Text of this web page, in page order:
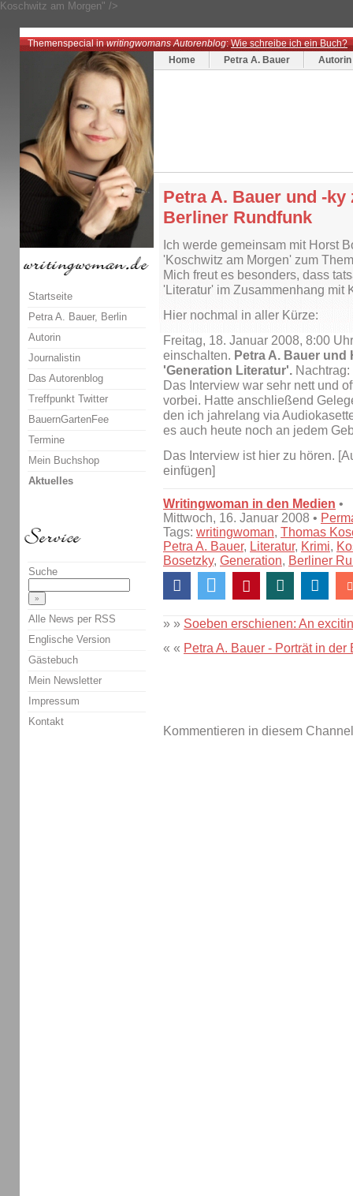
Koschwitz am Morgen" />
Themenspecial inwritingwomans Autorenblog:Wie schreibe ich ein Buch?
Home
Petra A. Bauer Autorin
Petra A. Bauer und -
Berliner Rundfunk
Ich werde gemeinsam mit Horst
'Koschwitz am Morgen' zum
Mich freut es besonders, dass
'Literatur' im Zusammenhang mit
Hier nochmal in aller Kürze:
Freitag, 18. Januar 2008, 8:00
einschalten. Petra A. Bauer
'Generation Literatur'. Nachtrag:
Das Interview war sehr nett und
vorbei. Hatte anschließend
den ich jahrelang via
es auch heute noch an jedem
Das Interview ist hier zu hören.
einfügen]
Writingwoman in den Medien •
Mittwoch, 16. Januar 2008 •
Tags: writingwoman, Thomas
Petra A. Bauer, Literatur, Krimi,
Bosetzky, Generation, Berliner
» » Soeben erschienen: An
« « Petra A. Bauer - Porträt in
Kommentieren in diesem
Startseite
Petra A. Bauer, Berlin
Autorin
Journalistin
Das Autorenblog
Treffpunkt Twitter
BauernGartenFee
Termine
Mein Buchshop
Aktuelles
Suche
Alle News per RSS
Englische Version
Gästebuch
Mein Newsletter
Impressum
Kontakt